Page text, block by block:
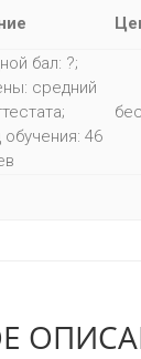
бал: ?;
средний
обучения: 46